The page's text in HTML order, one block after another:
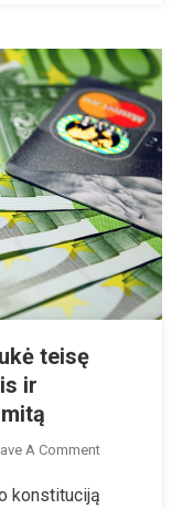
teisę
ir
A CommentOn
Į
konstituciją